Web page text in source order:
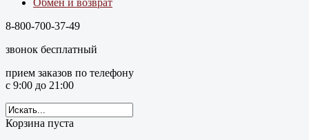
Обмен и возврат
8-800-700-37-49
звонок бесплатный
прием заказов по телефону
с 9:00 до 21:00
Корзина пуста